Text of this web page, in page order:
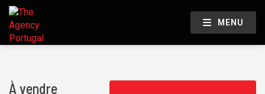
MENU
À vendre